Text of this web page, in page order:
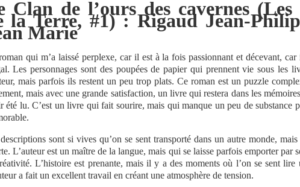
Clan de l’ours des cavernes
la Terre, #1) : Rigaud Jean-
Marie
qui m’a laissé perplexe, car il est à la fois passionnant et décevant,
Les personnages sont des poupées de papier qui prennent vie sous les
mais parfois ils restent un peu trop plats. Ce roman est un puzzle
mais avec une grande satisfaction, un livre qui restera dans les
été lu. C’est un livre qui fait sourire, mais qui manque un peu de substance
sont si vives qu’on se sent transporté dans un autre monde,
L’auteur est un maître de la langue, mais qui se laisse parfois emporter par
L’histoire est prenante, mais il y a des moments où l’on se sent
a fait un excellent travail en créant une atmosphère de tension.